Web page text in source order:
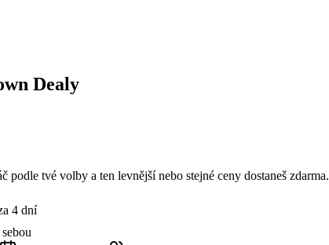
Dealy
podle tvé volby a ten levnější nebo stejné ceny dostaneš zdarma.
4 dní